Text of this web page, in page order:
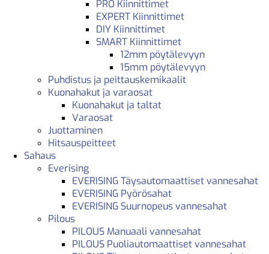
PRO Kiinnittimet
EXPERT Kiinnittimet
DIY Kiinnittimet
SMART Kiinnittimet
12mm pöytälevyyn
15mm pöytälevyyn
Puhdistus ja peittauskemikaalit
Kuonahakut ja varaosat
Kuonahakut ja taltat
Varaosat
Juottaminen
Hitsauspeitteet
Sahaus
Everising
EVERISING Täysautomaattiset vannesahat
EVERISING Pyörösahat
EVERISING Suurnopeus vannesahat
Pilous
PILOUS Manuaali vannesahat
PILOUS Puoliautomaattiset vannesahat